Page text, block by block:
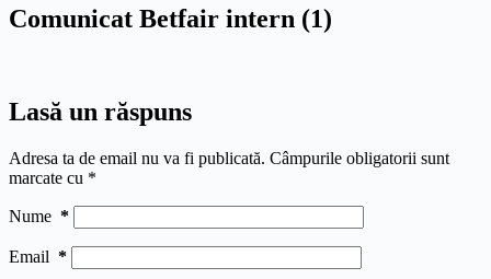
Comunicat Betfair intern (1)
Lasă un răspuns
Adresa ta de email nu va fi publicată. Câmpurile obligatorii sunt
marcate cu *
Nume *
Email *